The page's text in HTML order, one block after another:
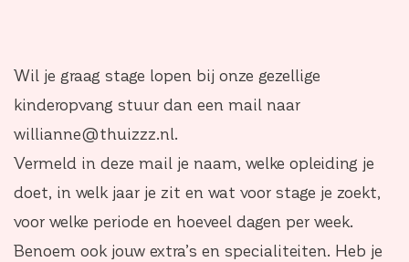
Wil je graag stage lopen bij onze gezellige
kinderopvang stuur dan een mail naar
willianne@thuizzz.nl.
Vermeld in deze mail je naam, welke opleiding je
doet, in welk jaar je zit en wat voor stage je zoekt,
voor welke periode en hoeveel dagen per week.
Benoem ook jouw extra’s en specialiteiten. Heb je